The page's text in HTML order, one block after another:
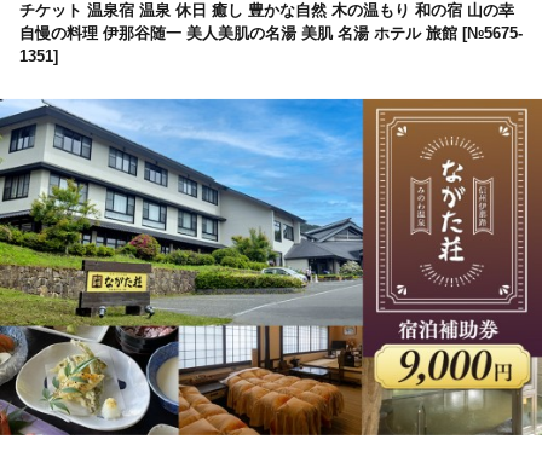
チケット 温泉宿 温泉 休日 癒し 豊かな自然 木の温もり 和の宿 山の幸
自慢の料理 伊那谷随一 美人美肌の名湯 美肌 名湯 ホテル 旅館 [№5675-
1351]